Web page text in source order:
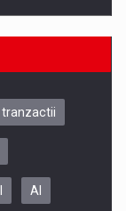
tranzactii
AI